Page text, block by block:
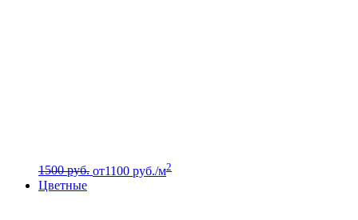
1500 руб. от1100 руб./м2
Цветные